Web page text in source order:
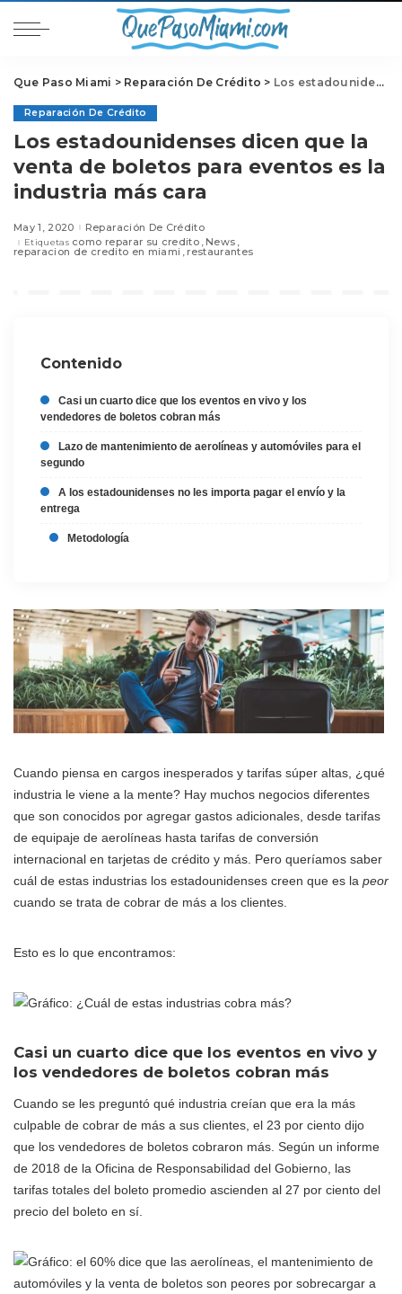
Que Paso Miami > Reparación De Crédito > Los estadounidenses dicen que la venta de boletos para eventos es la industria más cara
Reparación De Crédito
Los estadounidenses dicen que la
venta de boletos para eventos es la
industria más cara
May 1, 2020 Reparación De Crédito
Etiquetas como reparar su credito News
reparacion de credito en miami restaurantes
Contenido
Casi un cuarto dice que los eventos en vivo y los
vendedores de boletos cobran más
Lazo de mantenimiento de aerolíneas y automóviles para el
segundo
A los estadounidenses no les importa pagar el envío y la
entrega
Metodología
Cuando piensa en cargos inesperados y tarifas súper altas, ¿qué
industria le viene a la mente? Hay muchos negocios diferentes
que son conocidos por agregar gastos adicionales, desde tarifas
de equipaje de aerolíneas hasta tarifas de conversión
internacional en tarjetas de crédito y más. Pero queríamos saber
cuál de estas industrias los estadounidenses creen que es la peor
cuando se trata de cobrar de más a los clientes.
Esto es lo que encontramos:
Casi un cuarto dice que los eventos en vivo y
los vendedores de boletos cobran más
Cuando se les preguntó qué industria creían que era la más
culpable de cobrar de más a sus clientes, el 23 por ciento dijo
que los vendedores de boletos cobraron más. Según un informe
de 2018 de la Oficina de Responsabilidad del Gobierno, las
tarifas totales del boleto promedio ascienden al 27 por ciento del
precio del boleto en sí.